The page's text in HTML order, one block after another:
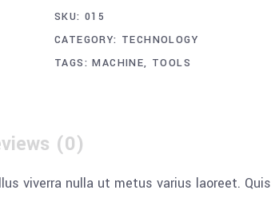
SKU: 015
CATEGORY: TECHNOLOGY
TAGS:MACHINE, TOOLS
(0)
viverra nulla ut metus varius laoreet.